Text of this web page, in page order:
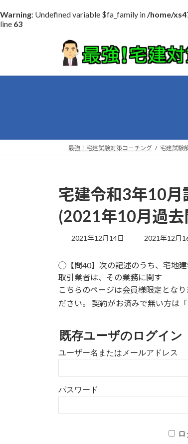
Warning: Undefined variable $fa_family in/home/
line 63
プ
動
最強！宅建試験対策コーチング 宅建試験
宅建令和3年10
(2021年10月過去
2021年12月14日
最
新
日
時
:
2021年12月
◯【問40】次の記述のうち、宅地
取引業者は、その業務に関す
こちらのページは会員様限定とな
ださい。 契約がお済みで無い方は
既存ユーザのログイン
ユーザー名またはメールアドレス
パスワード